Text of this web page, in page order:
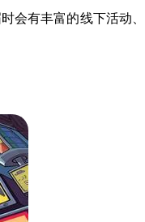
会有丰富的线下活动